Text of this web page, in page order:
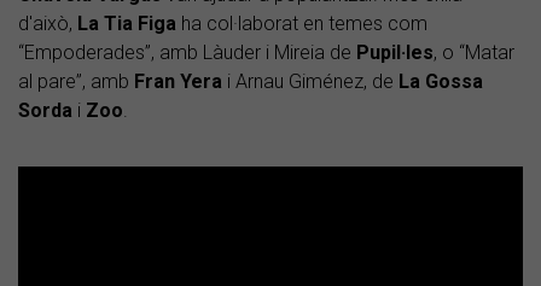
d'això, La Tia Figa ha col·laborat en temes com
“Empoderades”, amb Làuder i Mireia de Pupil·les, o “Matar
al pare”, amb Fran Yera i Arnau Giménez, de La Gossa
Sorda i Zoo